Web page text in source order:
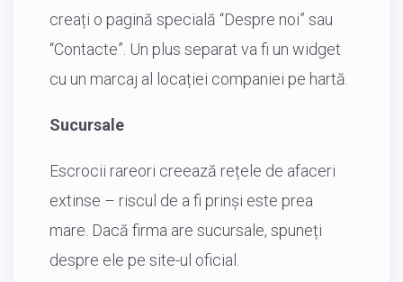
creați o pagină specială “Despre noi” sau
“Contacte”. Un plus separat va fi un widget
cu un marcaj al locației companiei pe hartă.
Sucursale
Escrocii rareori creează rețele de afaceri
extinse – riscul de a fi prinși este prea
mare. Dacă firma are sucursale, spuneți
despre ele pe site-ul oficial.